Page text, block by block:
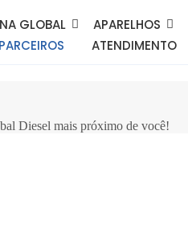
GLOBAL APARELHOS
PARCEIROS
ATENDIMENTO
Diesel mais próximo de você!